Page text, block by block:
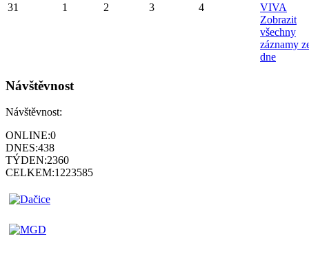
31 1 2 3 4
VIVA
Zobrazit
všechny
záznamy
dne
Návštěvnost
Návštěvnost:
ONLINE:0
DNES:438
TÝDEN:2360
CELKEM:1223585